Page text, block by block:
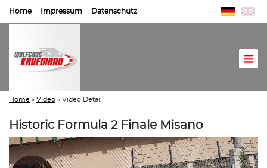
Home Impressum Datenschutz
Home » Video » Video Detail
Historic Formula 2 Finale Misano